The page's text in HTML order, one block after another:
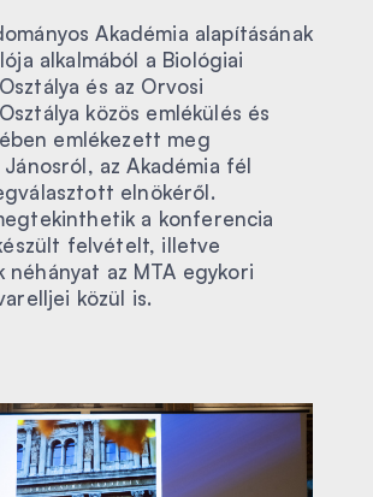
Akadémia alapításának
alkalmából a Biológiai
és az Orvosi
közös emlékülés és
emlékezett meg
az Akadémia fél
elnökéről.
a konferencia
felvételt, illetve
néhányat az MTA egykori
közül is.